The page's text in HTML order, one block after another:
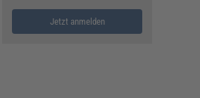
Jetzt anmelden